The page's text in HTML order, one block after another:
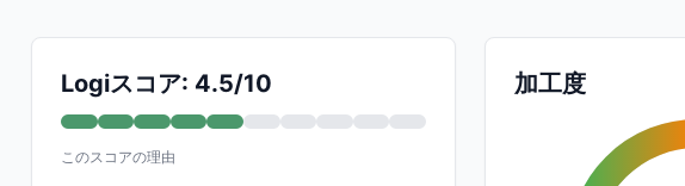
Logiスコア: 4.5/10
このスコアの理由
加工度